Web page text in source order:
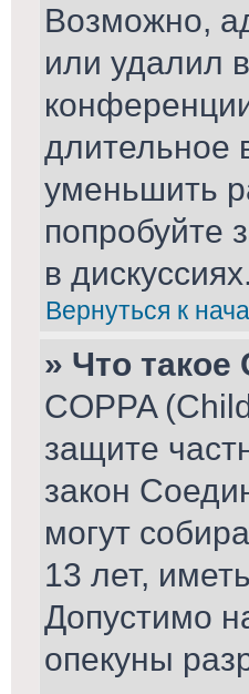
Возможно,
или удалил
длительное
уменьшить
попробуйте
в дискуссиях.
Вернуться к
» Что такое
COPPA
защите
закон
могут
13 лет,
Допустимо
опекуны